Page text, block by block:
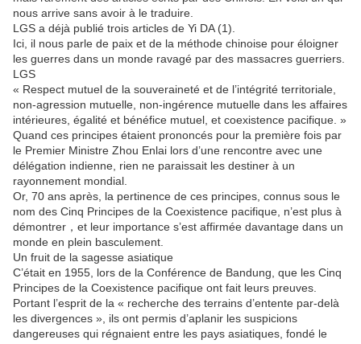
nous arrive sans avoir à le traduire.
LGS a déjà publié trois articles de Yi DA (1).
Ici, il nous parle de paix et de la méthode chinoise pour éloigner
les guerres dans un monde ravagé par des massacres guerriers.
LGS
« Respect mutuel de la souveraineté et de l’intégrité territoriale,
non-agression mutuelle, non-ingérence mutuelle dans les affaires
intérieures, égalité et bénéfice mutuel, et coexistence pacifique. »
Quand ces principes étaient prononcés pour la première fois par
le Premier Ministre Zhou Enlai lors d’une rencontre avec une
délégation indienne, rien ne paraissait les destiner à un
rayonnement mondial.
Or, 70 ans après, la pertinence de ces principes, connus sous le
nom des Cinq Principes de la Coexistence pacifique, n’est plus à
démontrer，et leur importance s’est affirmée davantage dans un
monde en plein basculement.
Un fruit de la sagesse asiatique
C’était en 1955, lors de la Conférence de Bandung, que les Cinq
Principes de la Coexistence pacifique ont fait leurs preuves.
Portant l’esprit de la « recherche des terrains d’entente par-delà
les divergences », ils ont permis d’aplanir les suspicions
dangereuses qui régnaient entre les pays asiatiques, fondé le